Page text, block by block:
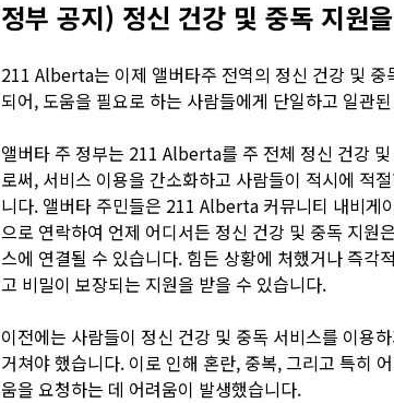
정부 공지) 정신 건강 및 중독 지원
211 Alberta는 이제 앨버타주 전역의 정신 건강 및 중
되어, 도움을 필요로 하는 사람들에게 단일하고 일관
앨버타 주 정부는 211 Alberta를 주 전체 정신 건강
로써, 서비스 이용을 간소화하고 사람들이 적시에 적
니다. 앨버타 주민들은 211 Alberta 커뮤니티 내비게
으로 연락하여 언제 어디서든 정신 건강 및 중독 지원
스에 연결될 수 있습니다. 힘든 상황에 처했거나 즉각
고 비밀이 보장되는 지원을 받을 수 있습니다.
이전에는 사람들이 정신 건강 및 중독 서비스를 이용
거쳐야 했습니다. 이로 인해 혼란, 중복, 그리고 특히
움을 요청하는 데 어려움이 발생했습니다.